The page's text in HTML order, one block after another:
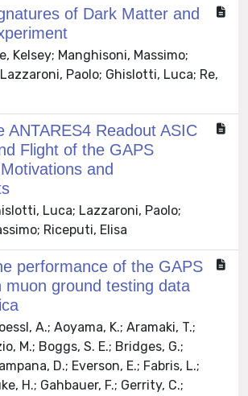
of Dark Matter and
Kelsey; Manghisoni, Massimo;
Paolo; Ghislotti, Luca; Re,
ANTARES4 Readout ASIC
Flight of the GAPS
and
Luca; Lazzaroni, Paolo;
Riceputi, Elisa
performance of the GAPS
muon ground testing data
A.; Aoyama, K.; Aramaki, T.;
M.; Boggs, S. E.; Bridges, G.;
D.; Everson, E.; Fabris, L.;
H.; Gahbauer, F.; Gerrity, C.;